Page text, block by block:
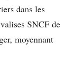
dans les
SNCF de
moyennant